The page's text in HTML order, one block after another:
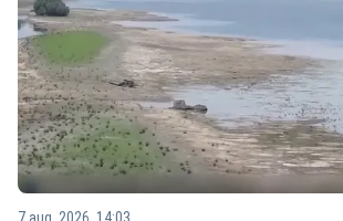
7 aug. 2026, 14:03